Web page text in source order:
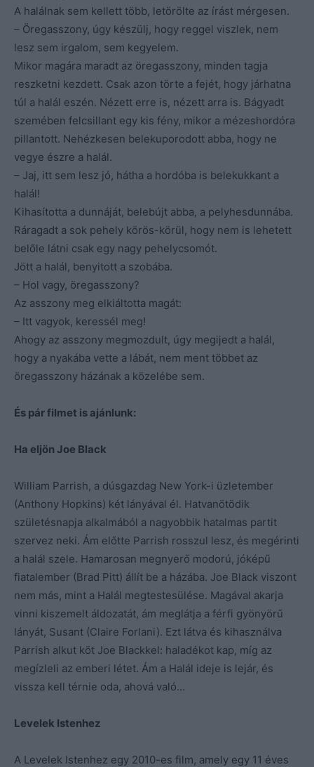
A halálnak sem kellett több, letörölte az írást mérgesen.
– Öregasszony, úgy készülj, hogy reggel viszlek, nem
lesz sem irgalom, sem kegyelem.
Mikor magára maradt az öregasszony, minden tagja
reszketni kezdett. Csak azon törte a fejét, hogy járhatna
túl a halál eszén. Nézett erre is, nézett arra is. Bágyadt
szemében felcsillant egy kis fény, mikor a mézeshordóra
pillantott. Nehézkesen belekuporodott abba, hogy ne
vegye észre a halál.
– Jaj, itt sem lesz jó, hátha a hordóba is belekukkant a
halál!
Kihasította a dunnáját, belebújt abba, a pelyhesdunnába.
Ráragadt a sok pehely körös-körül, hogy nem is lehetett
belőle látni csak egy nagy pehelycsomót.
Jött a halál, benyitott a szobába.
– Hol vagy, öregasszony?
Az asszony meg elkiáltotta magát:
– Itt vagyok, keressél meg!
Ahogy az asszony megmozdult, úgy megijedt a halál,
hogy a nyakába vette a lábát, nem ment többet az
öregasszony házának a közelébe sem.
És pár filmet is ajánlunk:
Ha eljön Joe Black
William Parrish, a dúsgazdag New York-i üzletember
(Anthony Hopkins) két lányával él. Hatvanötödik
születésnapja alkalmából a nagyobbik hatalmas partit
szervez neki. Ám előtte Parrish rosszul lesz, és megérinti
a halál szele. Hamarosan megnyerő modorú, jóképű
fiatalember (Brad Pitt) állít be a házába. Joe Black viszont
nem más, mint a Halál megtestesülése. Magával akarja
vinni kiszemelt áldozatát, ám meglátja a férfi gyönyörű
lányát, Susant (Claire Forlani). Ezt látva és kihasználva
Parrish alkut köt Joe Blackkel: haladékot kap, míg az
megízleli az emberi létet. Ám a Halál ideje is lejár, és
vissza kell térnie oda, ahová való…
Levelek Istenhez
A Levelek Istenhez egy 2010-es film, amely egy 11 éves